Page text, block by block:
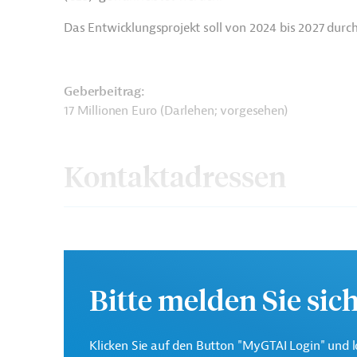
Das Entwicklungsprojekt soll von 2024 bis 2027
Geberbeitrag:
17 Millionen Euro (Darlehen; vorgesehen)
Kontaktadressen
Unterstützung
Klima- und
Bitte melden Sie
Klicken Sie auf den Button "MyGTAI Login" und